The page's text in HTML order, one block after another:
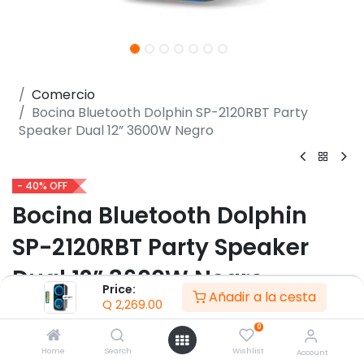
Price:
Q 2,269.00 Añadir a la cesta
Home Search
0
Wishlist Account
Comercio
Bocina Bluetooth Dolphin SP-2120RBT Party
Speaker Dual 12” 3600W Negro
- 40% OFF
Bocina Bluetooth Dolphin
SP-2120RBT Party Speaker
Dual 12” 3600W Negro
(0 reseña)
- Tecnología WaveSync™
- Controles de volumen y X-Bass